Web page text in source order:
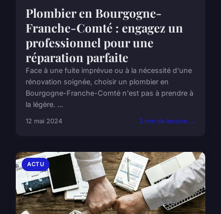
Plombier en Bourgogne-
Franche-Comté : engagez un
professionnel pour une
réparation parfaite
Face à une fuite imprévue ou à la nécessité d'une
rénovation soignée, choisir un plombier en
Bourgogne-Franche-Comté n'est pas à prendre à
la légère. ...
12 mai 2024 3 min de lecture →
ACTU